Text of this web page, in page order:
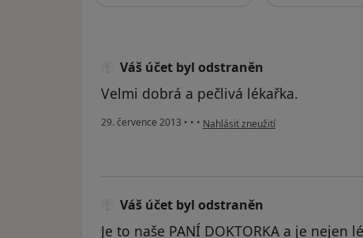
Váš účet byl odstraněn
Velmi dobrá a pečlivá lékařka.
29. července 2013 • • • podle názoru uživatele Váš účet byl
Nahlásit zneužití
Váš účet byl odstraněn
Je to naše PANÍ DOKTORKA a je nejen